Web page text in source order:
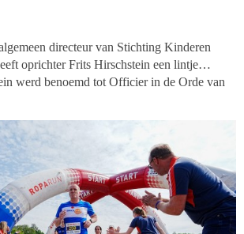
directeur van Stichting Kinderen
oprichter Frits Hirschstein een lintje
werd benoemd tot Officier in de Orde van